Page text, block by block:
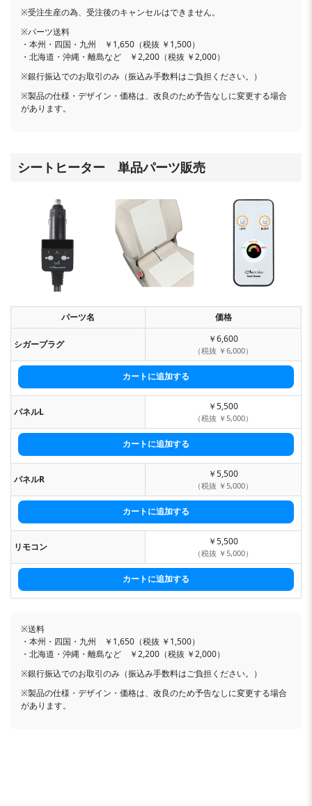
※受注生産の為、受注後のキャンセルはできません。
※パーツ送料
・本州・四国・九州 ￥1,650（税抜 ￥1,500）
・北海道・沖縄・離島など ￥2,200（税抜 ￥2,000）
※銀行振込でのお取引のみ（振込み手数料はご負担ください。）
※製品の仕様・デザイン・価格は、改良のため予告なしに変更する場合
があります。
シートヒーター 単品パーツ販売
パーツ名 価格
シガープラグ ￥6,600
（税抜 ￥6,000）
パネルL ￥5,500
（税抜 ￥5,000）
パネルR ￥5,500
（税抜 ￥5,000）
リモコン ￥5,500
（税抜 ￥5,000）
※送料
・本州・四国・九州 ￥1,650（税抜 ￥1,500）
・北海道・沖縄・離島など ￥2,200（税抜 ￥2,000）
※銀行振込でのお取引のみ（振込み手数料はご負担ください。）
※製品の仕様・デザイン・価格は、改良のため予告なしに変更する場合
があります。